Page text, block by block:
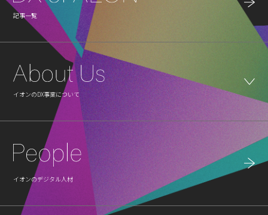
記事一覧
イオンのDX事業について
イオンのデジタル人材